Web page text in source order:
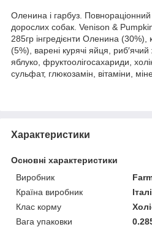
Оленина і гарбуз.
дорослих собак. Venison &
285гр інгредієнти Оленина (30%),
(5%), варені курячі яйця,
яблуко, фруктоолігосахариди,
сульфат, глюкозамін, вітаміни,
Характеристики
Основні характеристики
Виробник
Країна виробник
Клас корму
Вага упаковки